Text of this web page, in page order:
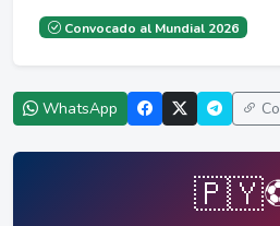
Convocado al Mundial 2026
WhatsApp